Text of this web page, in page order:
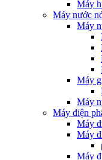
Máy
Máy nước
Máy
Máy
Máy
Máy điện
Máy
Máy
Máy